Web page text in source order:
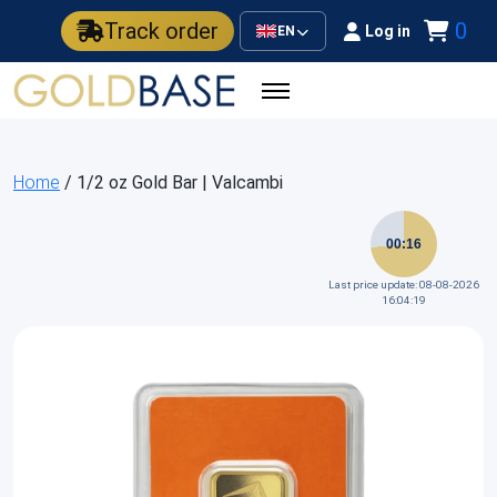
Track order EN Log in 0
Home / 1/2 oz Gold Bar | Valcambi
00:16
Last price update: 08-08-2026
16:04:19